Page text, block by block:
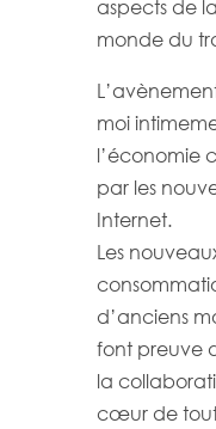
aspects de
monde du
moi
l’économie
par les
Internet.
Les
d’anciens
font preuve
la
cœur de